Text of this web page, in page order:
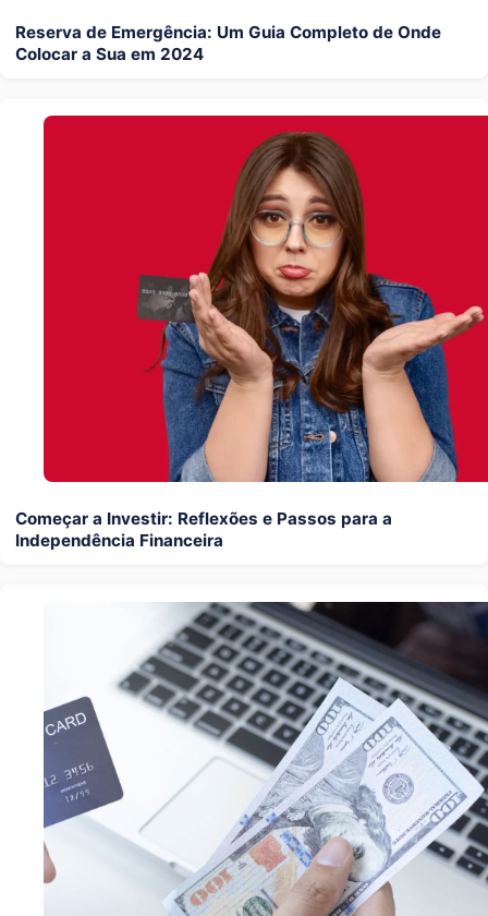
Reserva de Emergência: Um Guia Completo de Onde
Colocar a Sua em 2024
Começar a Investir: Reflexões e Passos para a
Independência Financeira